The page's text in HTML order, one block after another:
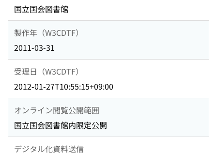
国立国会図書館
製作年（W3CDTF）
2011-03-31
受理日（W3CDTF）
2012-01-27T10:55:15+09:00
オンライン閲覧公開範囲
国立国会図書館内限定公開
デジタル化資料送信